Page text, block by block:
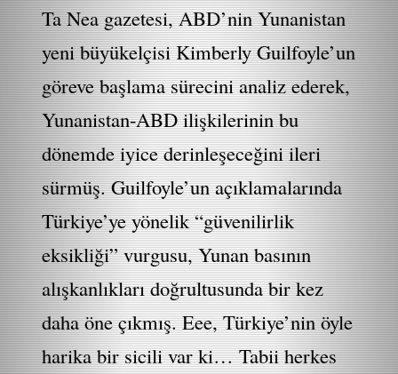
Ta Nea gazetesi, ABD’nin Yunanistan
yeni büyükelçisi Kimberly Guilfoyle’un
göreve başlama sürecini analiz ederek,
Yunanistan-ABD ilişkilerinin bu
dönemde iyice derinleşeceğini ileri
sürmüş. Guilfoyle’un açıklamalarında
Türkiye’ye yönelik “güvenilirlik
eksikliği” vurgusu, Yunan basının
alışkanlıkları doğrultusunda bir kez
daha öne çıkmış. Eee, Türkiye’nin öyle
harika bir sicili var ki… Tabii herkes